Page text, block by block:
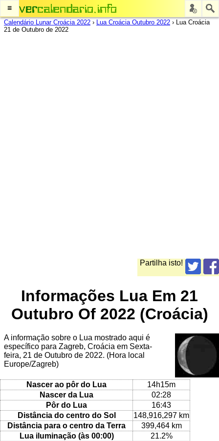
≡
Calendário Lunar Croácia 2022 › Lua Croácia Outubro 2022 › Lua Croácia
21 de Outubro de 2022
Partilha isto!
Informações Lua Em 21
Outubro Of 2022 (Croácia)
A informação sobre o Lua mostrado aqui é
específico para Zagreb, Croácia em Sexta-
feira, 21 de Outubro de 2022. (Hora local
Europe/Zagreb)
Nascer ao pôr do Lua
14h15m
Nascer da Lua
02:28
Pôr do Lua
16:43
Distância do centro do Sol
148,916,297 km
Distância para o centro da Terra
399,464 km
Lua iluminação (às 00:00)
21.2%